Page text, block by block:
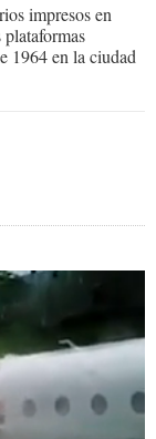
impresos en
1964 en la ciudad